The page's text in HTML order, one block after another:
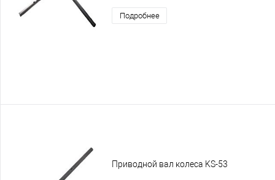
Подробнее
Приводной вал колеса KS-53